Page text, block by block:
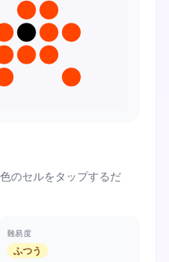
のセルをタップするだ
難易度
ふつう